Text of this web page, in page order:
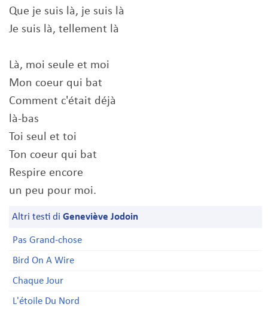
Que je suis là, je suis là
Je suis là, tellement là
Là, moi seule et moi
Mon coeur qui bat
Comment c'était déjà
là-bas
Toi seul et toi
Ton coeur qui bat
Respire encore
un peu pour moi.
Altri testi di Geneviève Jodoin
Pas Grand-chose
Bird On A Wire
Chaque Jour
L'étoile Du Nord